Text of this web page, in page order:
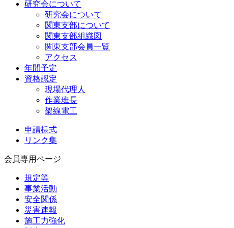
研究会について
研究会について
関東支部について
関東支部組織図
関東支部会員一覧
アクセス
年間予定
資格認定
現場代理人
作業班長
架線電工
申請様式
リンク集
会員専用ページ
規定等
事業活動
安全関係
災害速報
施工力強化